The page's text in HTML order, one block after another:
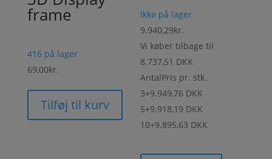
frame
416 på lager
69,00kr.
Tilføj til kurv
Ikke på lager
9.940,29kr.
Vi køber tilbage til
8.737,51 DKK
AntalPris pr. stk.
3+9.949,76 DKK
5+9.918,19 DKK
10+9.895,63 DKK